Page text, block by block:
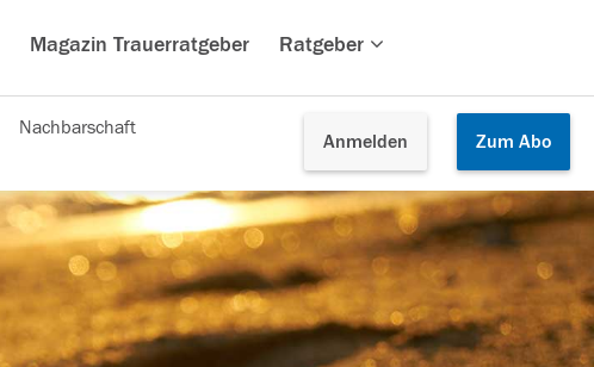
Magazin Trauerratgeber Ratgeber
Anmelden Zum Abo
Nachbarschaft